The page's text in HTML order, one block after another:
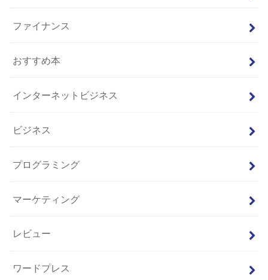
ファイナンス
おすすめ本
インターネットビジネス
ビジネス
プログラミング
マーケティング
レビュー
ワードプレス